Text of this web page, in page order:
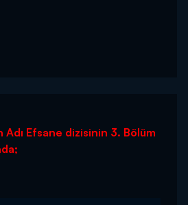
Efsane dizisinin 3. Bölüm